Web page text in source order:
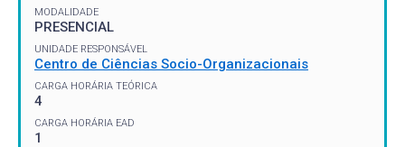
MODALIDADE
PRESENCIAL
UNIDADE RESPONSÁVEL
Centro de Ciências Socio-Organizacionais
CARGA HORÁRIA TEÓRICA
4
CARGA HORÁRIA EAD
1